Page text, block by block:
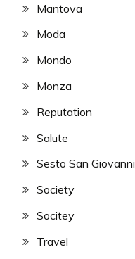
Mantova
Moda
Mondo
Monza
Reputation
Salute
Sesto San Giovanni
Society
Socitey
Travel